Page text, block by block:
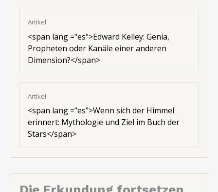
Artikel
<span lang ="es">Edward Kelley: Genia,
Propheten oder Kanäle einer anderen
Dimension?</span>
Artikel
<span lang ="es">Wenn sich der Himmel
erinnert: Mythologie und Ziel im Buch der
Stars</span>